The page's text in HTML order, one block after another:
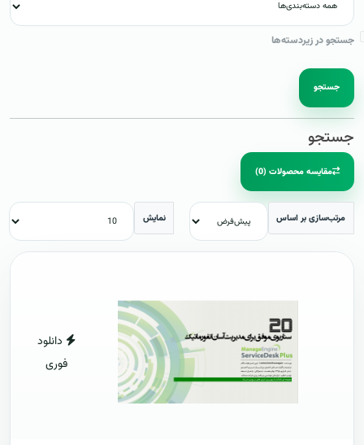
جستجو در زیردسته‌ها
جستجو
جستجو
مقایسه محصولات (0)
مرتب‌سازی بر اساس نمایش
دانلود
فوری